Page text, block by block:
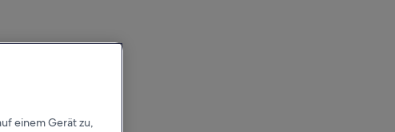
einem Gerät zu,